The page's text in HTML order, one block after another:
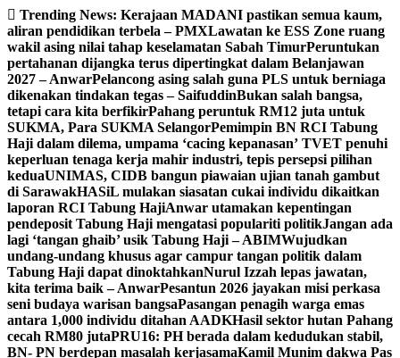
Skip
to
content
Trending News: Kerajaan MADANI pastikan semua kaum,
aliran pendidikan terbela – PMXLawatan ke ESS Zone ruang
wakil asing nilai tahap keselamatan Sabah TimurPeruntukan
pertahanan dijangka terus dipertingkat dalam Belanjawan
2027 – AnwarPelancong asing salah guna PLS untuk berniaga
dikenakan tindakan tegas – SaifuddinBukan salah bangsa,
tetapi cara kita berfikirPahang peruntuk RM12 juta untuk
SUKMA, Para SUKMA SelangorPemimpin BN RCI Tabung
Haji dalam dilema, umpama ‘cacing kepanasan’ TVET penuhi
keperluan tenaga kerja mahir industri, tepis persepsi pilihan
keduaUNIMAS, CIDB bangun piawaian ujian tanah gambut
di SarawakHASiL mulakan siasatan cukai individu dikaitkan
laporan RCI Tabung HajiAnwar utamakan kepentingan
pendeposit Tabung Haji mengatasi populariti politikJangan ada
lagi ‘tangan ghaib’ usik Tabung Haji – ABIMWujudkan
undang-undang khusus agar campur tangan politik dalam
Tabung Haji dapat dinoktahkanNurul Izzah lepas jawatan,
kita terima baik – AnwarPesantun 2026 jayakan misi perkasa
seni budaya warisan bangsaPasangan penagih warga emas
antara 1,000 individu ditahan AADKHasil sektor hutan Pahang
cecah RM80 jutaPRU16: PH berada dalam kedudukan stabil,
BN- PN berdepan masalah kerjasamaKamil Munim dakwa Pas